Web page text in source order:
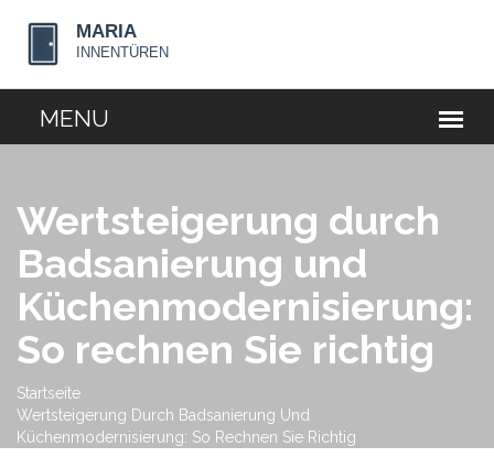
Wertsteigerung durch
Badsanierung und
Küchenmodernisierung:
So rechnen Sie richtig
Startseite
Wertsteigerung Durch Badsanierung Und
Küchenmodernisierung: So Rechnen Sie Richtig